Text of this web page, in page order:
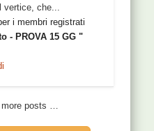
che...
i membri registrati
- PROVA 15 GG "